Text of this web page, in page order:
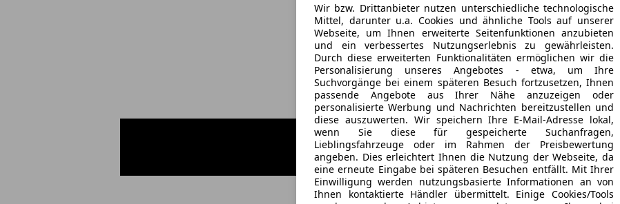
Wir bzw. Drittanbieter nutzen unterschiedliche technologische
Mittel, darunter u.a. Cookies und ähnliche Tools auf unserer
Webseite, um Ihnen erweiterte Seitenfunktionen anzubieten
und ein verbessertes Nutzungserlebnis zu gewährleisten.
Durch diese erweiterten Funktionalitäten ermöglichen wir die
Personalisierung unseres Angebotes - etwa, um Ihre
Suchvorgänge bei einem späteren Besuch fortzusetzen, Ihnen
passende Angebote aus Ihrer Nähe anzuzeigen oder
personalisierte Werbung und Nachrichten bereitzustellen und
diese auszuwerten. Wir speichern Ihre E-Mail-Adresse lokal,
wenn Sie diese für gespeicherte Suchanfragen,
Lieblingsfahrzeuge oder im Rahmen der Preisbewertung
angeben. Dies erleichtert Ihnen die Nutzung der Webseite, da
eine erneute Eingabe bei späteren Besuchen entfällt. Mit Ihrer
Einwilligung werden nutzungsbasierte Informationen an von
Ihnen kontaktierte Händler übermittelt. Einige Cookies/Tools